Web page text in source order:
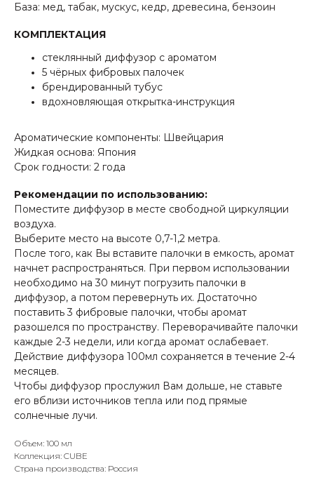
База: мед, табак, мускус, кедр, древесина, бензоин
КОМПЛЕКТАЦИЯ
стеклянный диффузор с ароматом
5 чёрных фибровых палочек
брендированный тубус
вдохновляющая открытка-инструкция
Ароматические компоненты: Швейцария
Жидкая основа: Япония
Срок годности: 2 года
Рекомендации по использованию:
Поместите диффузор в месте свободной циркуляции
воздуха.
Выберите место на высоте 0,7-1,2 метра.
После того, как Вы вставите палочки в емкость, аромат
начнет распространяться. При первом использовании
необходимо на 30 минут погрузить палочки в
диффузор, а потом перевернуть их. Достаточно
поставить 3 фибровые палочки, чтобы аромат
разошелся по пространству. Переворачивайте палочки
каждые 2-3 недели, или когда аромат ослабевает.
Действие диффузора 100мл сохраняется в течение 2-4
месяцев.
Чтобы диффузор прослужил Вам дольше, не ставьте
его вблизи источников тепла или под прямые
солнечные лучи.
Объем: 100 мл
Коллекция: CUBE
Страна производства: Россия